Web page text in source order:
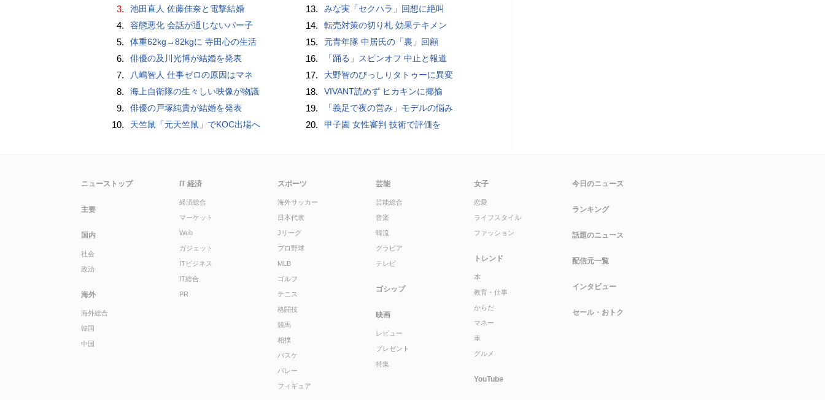
3. 池田直人 佐藤佳奈と電撃結婚
4. 容態悪化 会話が通じないパー子
5. 体重62kg→82kgに 寺田心の生活
6. 俳優の及川光博が結婚を発表
7. 八嶋智人 仕事ゼロの原因はマネ
8. 海上自衛隊の生々しい映像が物議
9. 俳優の戸塚純貴が結婚を発表
10. 天竺鼠「元天竺鼠」でKOC出場へ
13. みな実「セクハラ」回想に絶叫
14. 転売対策の切り札 効果テキメン
15. 元青年隊 中居氏の「裏」回顧
16. 「踊る」スピンオフ 中止と報道
17. 大野智のびっしりタトゥーに異変
18. VIVANT読めず ヒカキンに揶揄
19. 「義足で夜の営み」モデルの悩み
20. 甲子園 女性審判 技術で評価を
ニューストップ
主要
国内
社会
政治
海外
海外総合
韓国
中国
IT 経済
経済総合
マーケット
Web
ガジェット
ITビジネス
IT総合
PR
スポーツ
海外サッカー
日本代表
Jリーグ
プロ野球
MLB
ゴルフ
テニス
格闘技
競馬
相撲
バスケ
バレー
フィギュア
芸能
芸能総合
音楽
韓流
グラビア
テレビ
ゴシップ
映画
レビュー
プレゼント
特集
女子
恋愛
ライフスタイル
ファッション
トレンド
本
教育・仕事
からだ
マネー
車
グルメ
YouTube
今日のニュース
ランキング
話題のニュース
配信元一覧
インタビュー
セール・おトク